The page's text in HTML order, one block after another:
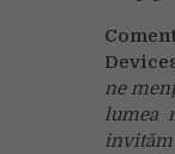
ne
lumea
invităm